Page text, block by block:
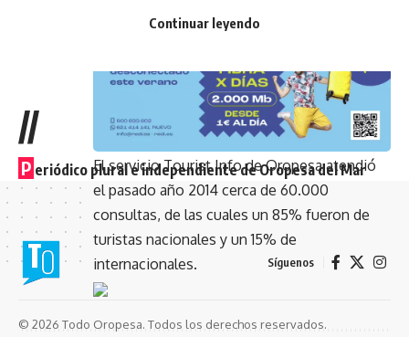
- Publicidad -
El servicio Tourist Info de Oropesa atendió
el pasado año 2014 cerca de 60.000
consultas, de las cuales un 85% fueron de
turistas nacionales y un 15% de
internacionales.
Continuar leyendo
//
P eriódico plural e independiente de Oropesa del Mar
Síguenos
© 2026 Todo Oropesa. Todos los derechos reservados.